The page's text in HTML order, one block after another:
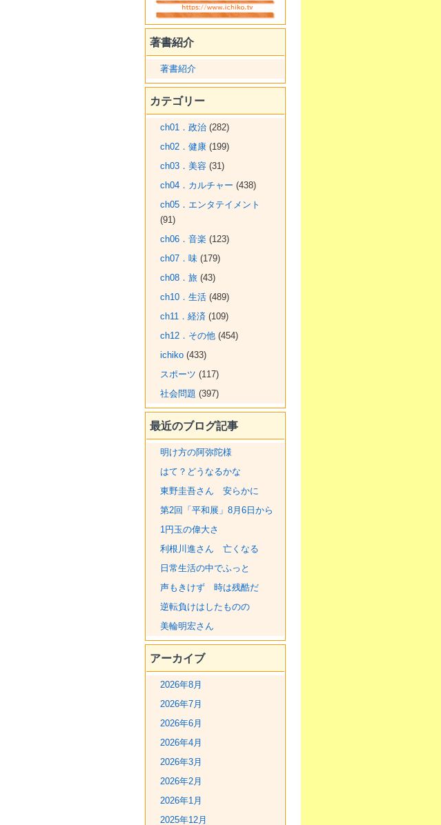
著書紹介
著書紹介
カテゴリー
ch01．政治(282)
ch02．健康(199)
ch03．美容(31)
ch04．カルチャー (438)
ch05．エンタテイメント
(91)
ch06．音楽(123)
ch07．味(179)
ch08．旅(43)
ch10．生活(489)
ch11．経済 (109)
ch12．その他(454)
ichiko(433)
スポーツ (117)
社会問題 (397)
最近のブログ記事
明け方の阿弥陀様
はて？どうなるかな
東野圭吾さん 安らかに
第2回「平和展」8月6日から
1円玉の偉大さ
利根川進さん 亡くなる
日常生活の中でふっと
声もきけず 時は残酷だ
逆転負けはしたものの
美輪明宏さん
アーカイブ
2026年8月
2026年7月
2026年6月
2026年4月
2026年3月
2026年2月
2026年1月
2025年12月